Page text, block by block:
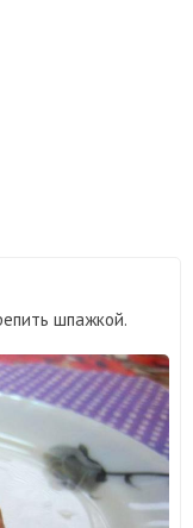
шпажкой.